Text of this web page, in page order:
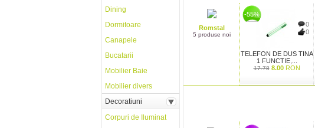
Romstal
5 produse noi
-55%
0
0
TELEFON DE DUS TINA
1 FUNCTIE,...
17.78 8.00 RON
Dining
Dormitoare
Canapele
Bucatarii
Mobilier Baie
Mobilier divers
Decoratiuni
Corpuri de Iluminat